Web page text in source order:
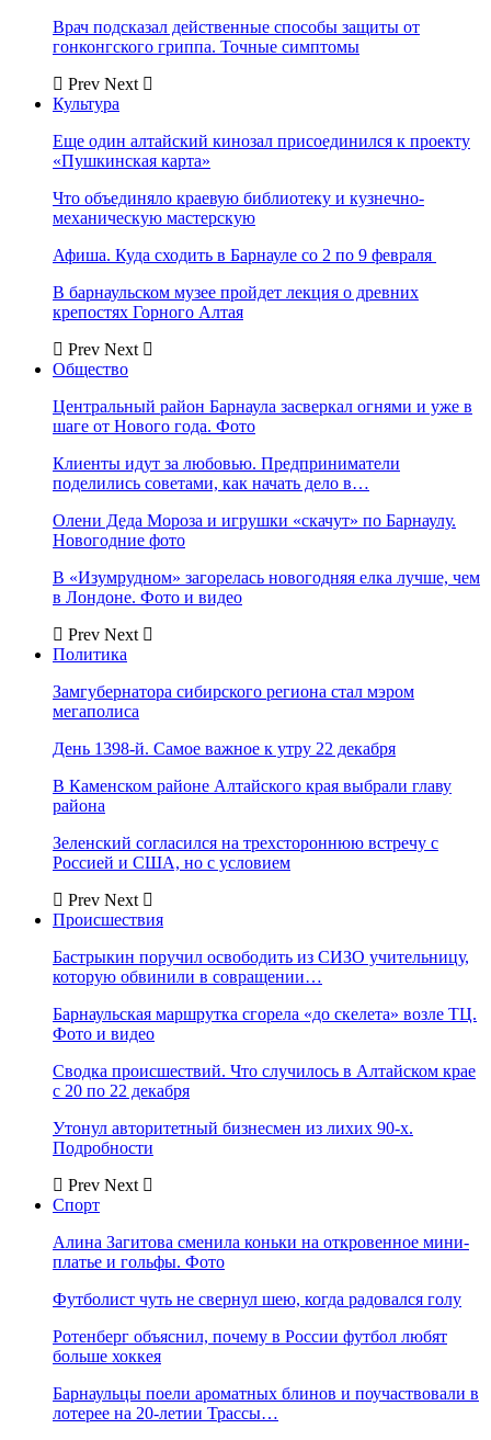
Врач подсказал действенные способы защиты от
гонконгского гриппа. Точные симптомы
Prev Next
Культура
Еще один алтайский кинозал присоединился к проекту
«Пушкинская карта»
Что объединяло краевую библиотеку и кузнечно-
механическую мастерскую
Афиша. Куда сходить в Барнауле со 2 по 9 февраля
В барнаульском музее пройдет лекция о древних
крепостях Горного Алтая
Prev Next
Общество
Центральный район Барнаула засверкал огнями и уже в
шаге от Нового года. Фото
Клиенты идут за любовью. Предприниматели
поделились советами, как начать дело в…
Олени Деда Мороза и игрушки «скачут» по Барнаулу.
Новогодние фото
В «Изумрудном» загорелась новогодняя елка лучше, чем
в Лондоне. Фото и видео
Prev Next
Политика
Замгубернатора сибирского региона стал мэром
мегаполиса
День 1398-й. Самое важное к утру 22 декабря
В Каменском районе Алтайского края выбрали главу
района
Зеленский согласился на трехстороннюю встречу с
Россией и США, но с условием
Prev Next
Происшествия
Бастрыкин поручил освободить из СИЗО учительницу,
которую обвинили в совращении…
Барнаульская маршрутка сгорела «до скелета» возле ТЦ.
Фото и видео
Сводка происшествий. Что случилось в Алтайском крае
с 20 по 22 декабря
Утонул авторитетный бизнесмен из лихих 90-х.
Подробности
Prev Next
Спорт
Алина Загитова сменила коньки на откровенное мини-
платье и гольфы. Фото
Футболист чуть не свернул шею, когда радовался голу
Ротенберг объяснил, почему в России футбол любят
больше хоккея
Барнаульцы поели ароматных блинов и поучаствовали в
лотерее на 20-летии Трассы…